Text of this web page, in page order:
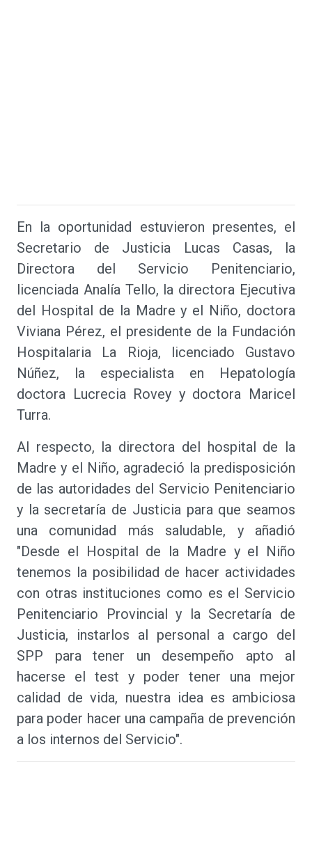
En la oportunidad estuvieron presentes, el
Secretario de Justicia Lucas Casas, la
Directora del Servicio Penitenciario,
licenciada Analía Tello, la directora Ejecutiva
del Hospital de la Madre y el Niño, doctora
Viviana Pérez, el presidente de la Fundación
Hospitalaria La Rioja, licenciado Gustavo
Núñez, la especialista en Hepatología
doctora Lucrecia Rovey y doctora Maricel
Turra.
Al respecto, la directora del hospital de la
Madre y el Niño, agradeció la predisposición
de las autoridades del Servicio Penitenciario
y la secretaría de Justicia para que seamos
una comunidad más saludable, y añadió
"Desde el Hospital de la Madre y el Niño
tenemos la posibilidad de hacer actividades
con otras instituciones como es el Servicio
Penitenciario Provincial y la Secretaría de
Justicia, instarlos al personal a cargo del
SPP para tener un desempeño apto al
hacerse el test y poder tener una mejor
calidad de vida, nuestra idea es ambiciosa
para poder hacer una campaña de prevención
a los internos del Servicio".